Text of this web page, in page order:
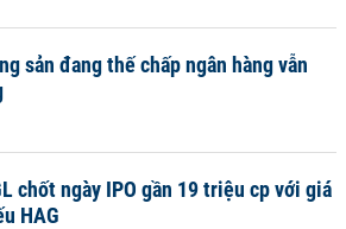
sản đang thế chấp ngân hàng vẫn
chốt ngày IPO gần 19 triệu cp với giá
HAG